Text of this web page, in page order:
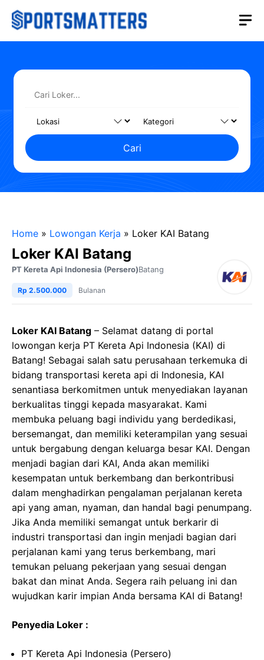
Langsung
Cari
Home » Lowongan Kerja » Loker KAI Batang
Loker KAI Batang
PT Kereta Api Indonesia (Persero)Batang
Rp 2.500.000 Bulanan
Loker KAI Batang – Selamat datang di portal
lowongan kerja PT Kereta Api Indonesia (KAI) di
Batang! Sebagai salah satu perusahaan terkemuka di
bidang transportasi kereta api di Indonesia, KAI
senantiasa berkomitmen untuk menyediakan layanan
berkualitas tinggi kepada masyarakat. Kami
membuka peluang bagi individu yang berdedikasi,
bersemangat, dan memiliki keterampilan yang sesuai
untuk bergabung dengan keluarga besar KAI. Dengan
menjadi bagian dari KAI, Anda akan memiliki
kesempatan untuk berkembang dan berkontribusi
dalam menghadirkan pengalaman perjalanan kereta
api yang aman, nyaman, dan handal bagi penumpang.
Jika Anda memiliki semangat untuk berkarir di
industri transportasi dan ingin menjadi bagian dari
perjalanan kami yang terus berkembang, mari
temukan peluang pekerjaan yang sesuai dengan
bakat dan minat Anda. Segera raih peluang ini dan
wujudkan karir impian Anda bersama KAI di Batang!
Penyedia Loker :
PT Kereta Api Indonesia (Persero)